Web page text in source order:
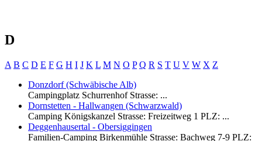
D
A B C D E F G H I J K L M N O P Q R S T U V W X Z
Donzdorf (Schwäbische Alb)
Campingplatz Schurrenhof Strasse: ...
Dornstetten - Hallwangen (Schwarzwald)
Camping Königskanzel Strasse: Freizeitweg 1 PLZ: ...
Deggenhausertal - Obersiggingen
Familien-Camping Birkenmühle Strasse: Bachweg 7-9 PLZ: